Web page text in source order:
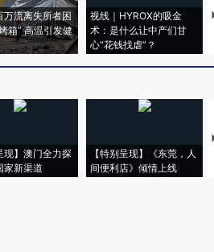
万流离失所者困
箱” 高温引发健
视线｜HYROX的吸金
术：是什么让中产们甘
心“花钱找虐”？
现】澳门全力探
家新渠道
【特别呈现】《东莞，人
间便利店》倾情上线